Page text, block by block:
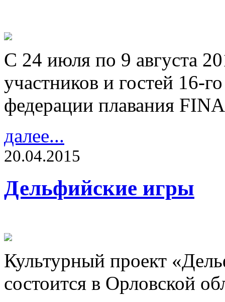
С 24 июля по 9 августа
участников и гостей 16-
федерации плавания
далее...
20.04.2015
Дельфийские игры
Культурный проект
состоится в Орловской